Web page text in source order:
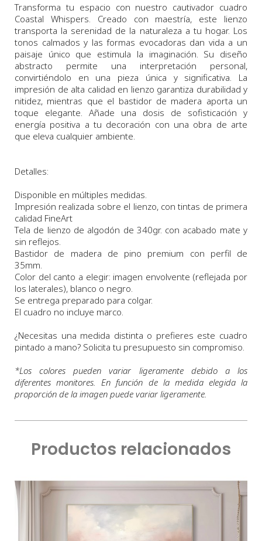
Transforma tu espacio con nuestro cautivador cuadro
Coastal Whispers. Creado con maestría, este lienzo
transporta la serenidad de la naturaleza a tu hogar. Los
tonos calmados y las formas evocadoras dan vida a un
paisaje único que estimula la imaginación. Su diseño
abstracto permite una interpretación personal,
convirtiéndolo en una pieza única y significativa. La
impresión de alta calidad en lienzo garantiza durabilidad y
nitidez, mientras que el bastidor de madera aporta un
toque elegante. Añade una dosis de sofisticación y
energía positiva a tu decoración con una obra de arte
que eleva cualquier ambiente.
Detalles:
Disponible en múltiples medidas.
Impresión realizada sobre el lienzo, con tintas de primera
calidad FineArt
Tela de lienzo de algodón de 340gr. con acabado mate y
sin reflejos.
Bastidor de madera de pino premium con perfil de
35mm.
Color del canto a elegir: imagen envolvente (reflejada por
los laterales), blanco o negro.
Se entrega preparado para colgar.
El cuadro no incluye marco.
¿Necesitas una medida distinta o prefieres este cuadro
pintado a mano? Solicita tu presupuesto sin compromiso.
*Los colores pueden variar ligeramente debido a los
diferentes monitores. En función de la medida elegida la
proporción de la imagen puede variar ligeramente.
Productos relacionados